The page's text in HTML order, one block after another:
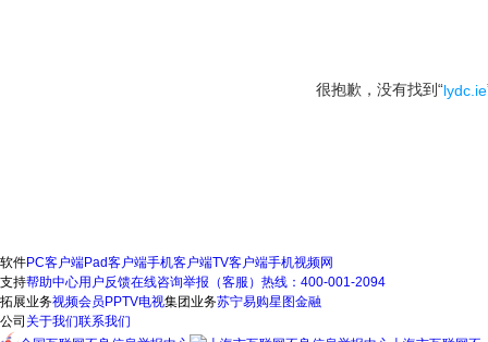
很抱歉，没有找到“lydc.ie
软件PC客户端Pad客户端手机客户端TV客户端手机视频网
支持帮助中心用户反馈在线咨询举报（客服）热线：400-001-2094
拓展业务视频会员 PPTV电视集团业务苏宁易购星图金融
公司 关于我们联系我们